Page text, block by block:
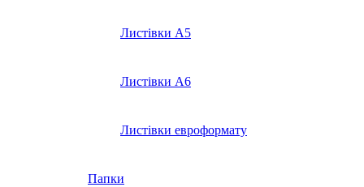
Листівки А5
Листівки А6
Листівки евроформату
Папки